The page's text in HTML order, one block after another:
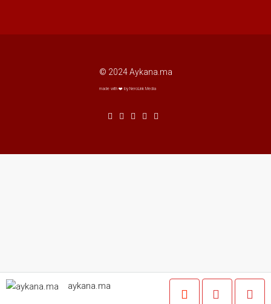
© 2024 Aykana.ma
made with ❤️ by NeroLink Media
aykana.ma